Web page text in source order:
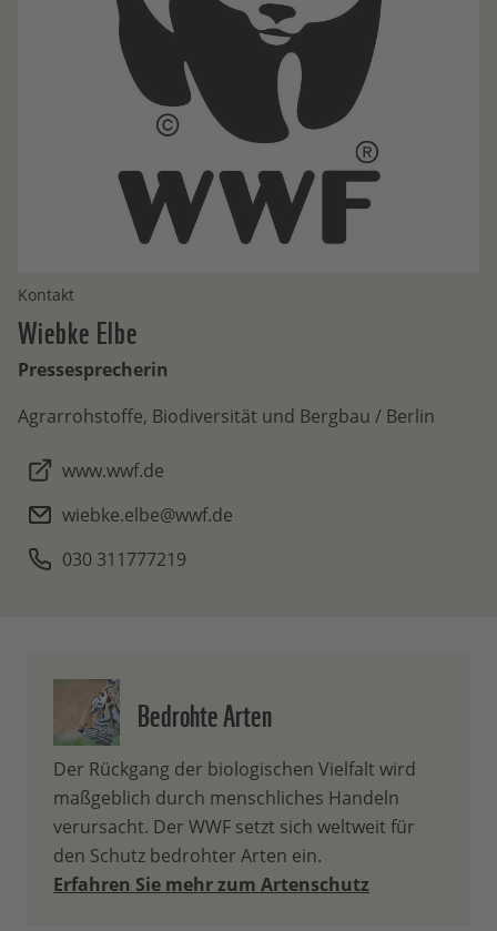
Kontakt
WiebkeElbe
Pressesprecherin
Agrarrohstoffe, Biodiversität und Bergbau / Berlin
www.wwf.de
wiebke.elbe@wwf.de
030 311777219
Bedrohte Arten
Der Rückgang der biologischen Vielfalt wird
maßgeblich durch menschliches Handeln
verursacht. Der WWF setzt sich weltweit für
den Schutz bedrohter Arten ein.
Erfahren Sie mehr zum Artenschutz